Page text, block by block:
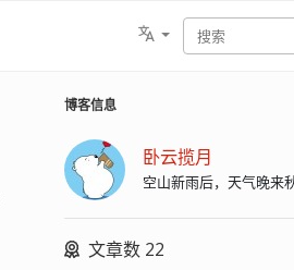
博客信息
卧云揽月
空山新雨后，天气晚来
文章数 22